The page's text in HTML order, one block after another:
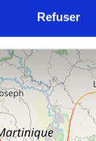
Refuser